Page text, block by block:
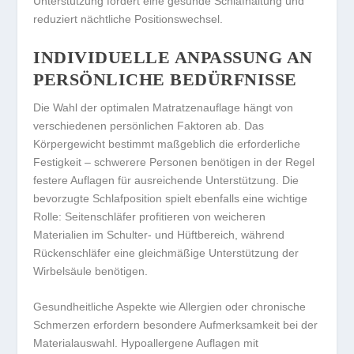
reduziert nächtliche Positionswechsel.
INDIVIDUELLE ANPASSUNG AN
PERSÖNLICHE BEDÜRFNISSE
Die Wahl der optimalen Matratzenauflage hängt von
verschiedenen persönlichen Faktoren ab. Das
Körpergewicht bestimmt maßgeblich die erforderliche
Festigkeit – schwerere Personen benötigen in der Regel
festere Auflagen für ausreichende Unterstützung. Die
bevorzugte Schlafposition spielt ebenfalls eine wichtige
Rolle: Seitenschläfer profitieren von weicheren
Materialien im Schulter- und Hüftbereich, während
Rückenschläfer eine gleichmäßige Unterstützung der
Wirbelsäule benötigen.
Gesundheitliche Aspekte wie Allergien oder chronische
Schmerzen erfordern besondere Aufmerksamkeit bei der
Materialauswahl. Hypoallergene Auflagen mit